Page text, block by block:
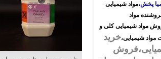
مواد شیمیایی
مواد
مواد شیمیایی کلی و
مواد شیمیایی،خرید